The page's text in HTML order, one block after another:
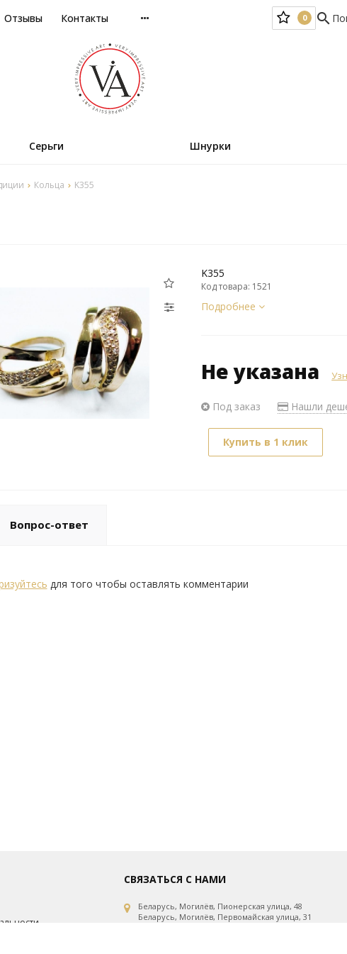
Отзывы Контакты
0
search
Серьги Шнурки
Кольца K355
K355
Код товара: 1521
Подробнее
Не указана
Под заказ Нашли
Купить в 1 клик
Вопрос-ответ
для того чтобы оставлять комментарии
СВЯЗАТЬСЯ С НАМИ
Беларусь, Могилёв, Пионерская улица, 48
Беларусь, Могилёв, Первомайская улица, 31